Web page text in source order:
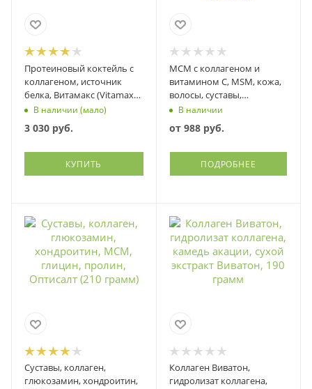
Протеиновый коктейль с
коллагеном, источник
белка, Витамакс (Vitamax),
100 грамм
В наличии (мало)
3 030 руб.
КУПИТЬ
МСМ с коллагеном и
витамином С, MSM, кожа,
волосы, суставы,
Витэкспресс, Парафарм
В наличии
от 988 руб.
ПОДРОБНЕЕ
Суставы, коллаген,
глюкозамин, хондроитин,
Коллаген Виватон,
гидролизат коллагена,